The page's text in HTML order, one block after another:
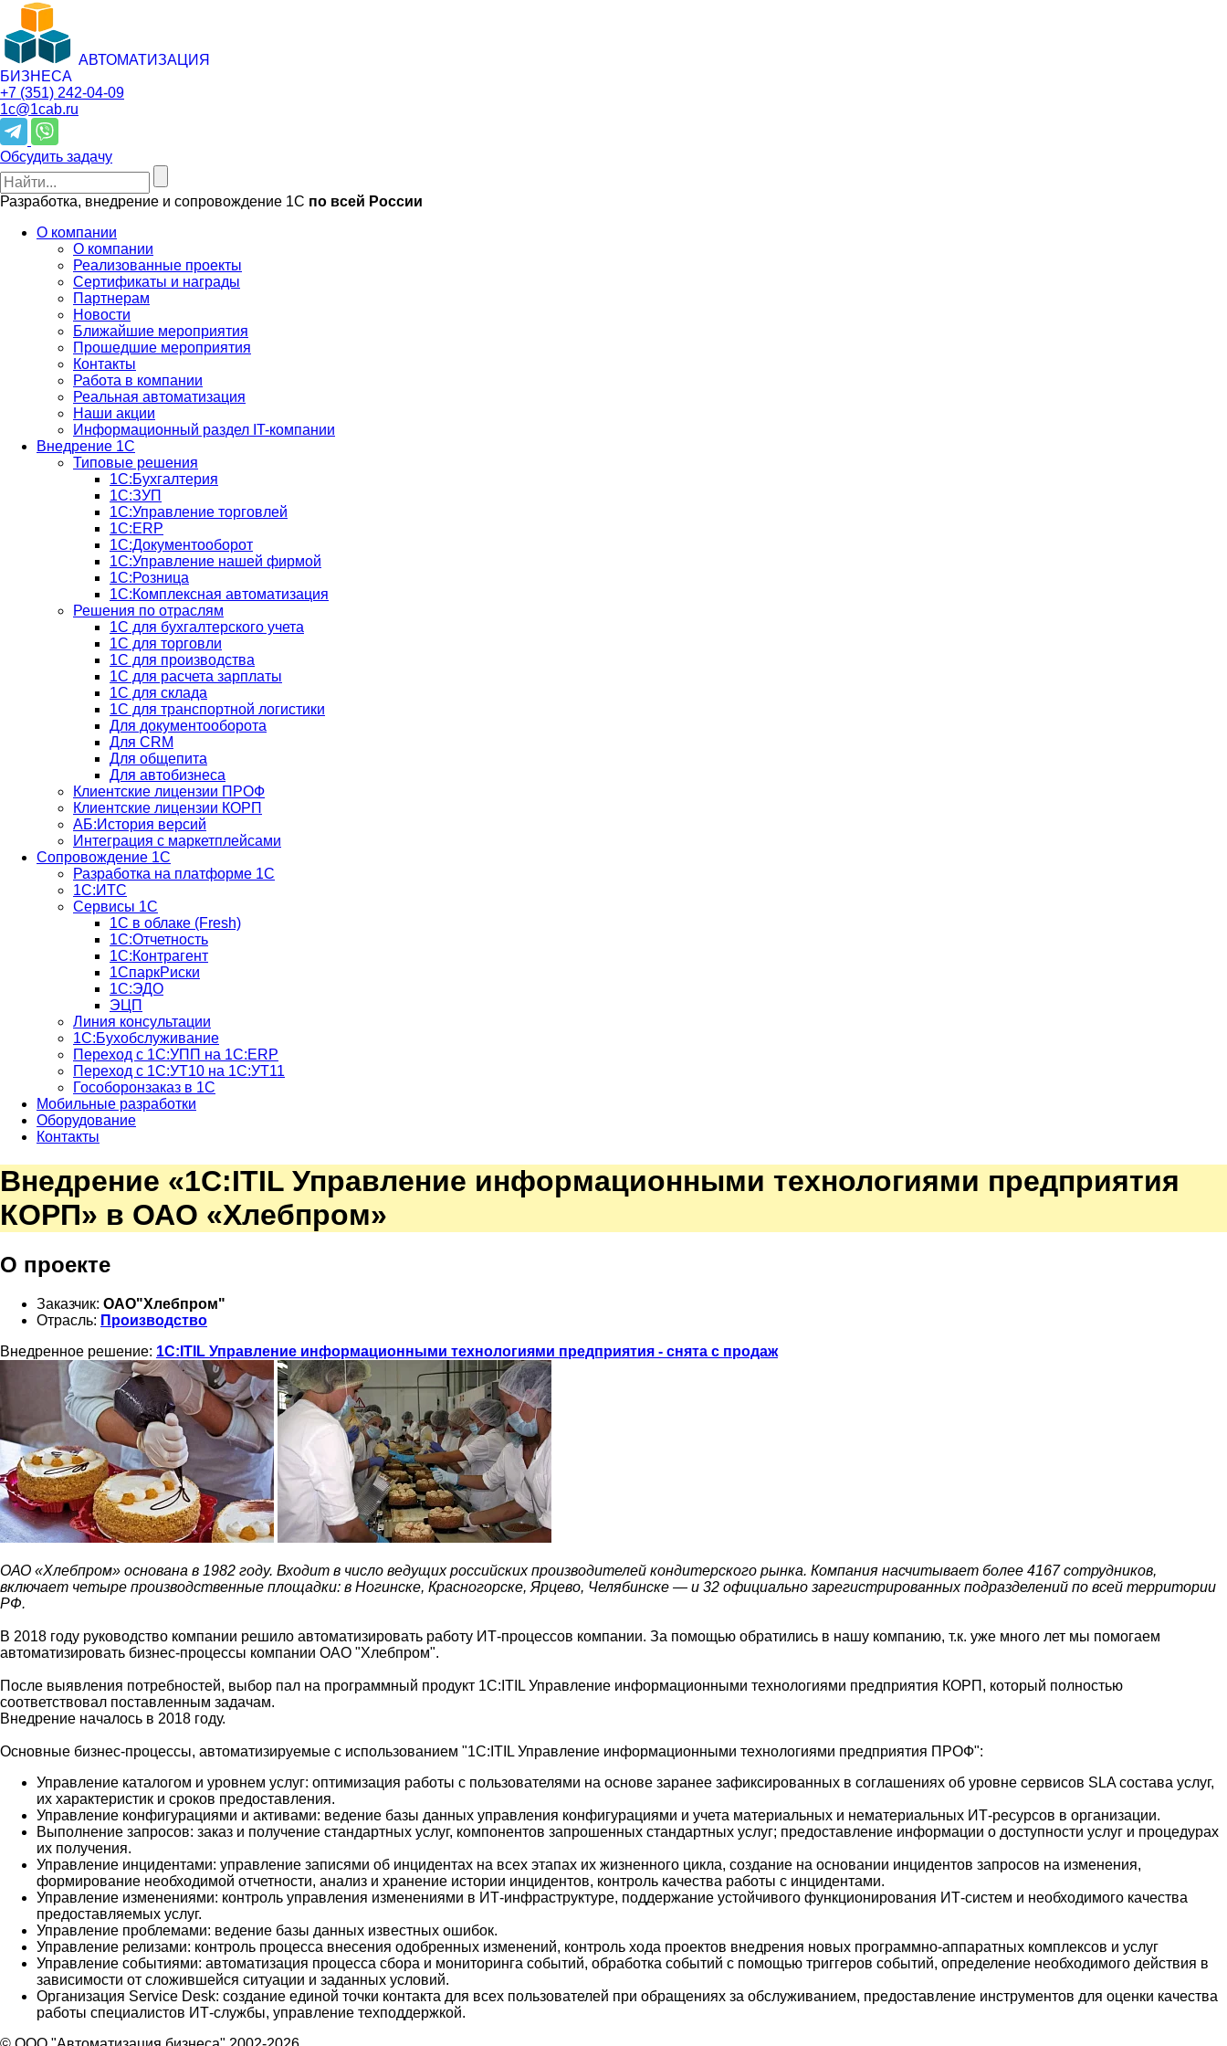
АВТОМАТИЗАЦИЯ
БИЗНЕСА
+7 (351) 242-04-09
1c@1cab.ru
Обсудить задачу
Разработка, внедрение и сопровождение 1С по всей России
О компании
О компании
Реализованные проекты
Сертификаты и награды
Партнерам
Новости
Ближайшие мероприятия
Прошедшие мероприятия
Контакты
Работа в компании
Реальная автоматизация
Наши акции
Информационный раздел IT-компании
Внедрение 1С
Типовые решения
1С:Бухгалтерия
1С:ЗУП
1С:Управление торговлей
1С:ERP
1C:Документооборот
1С:Управление нашей фирмой
1С:Розница
1С:Комплексная автоматизация
Решения по отраслям
1С для бухгалтерского учета
1С для торговли
1С для производства
1C для расчета зарплаты
1С для склада
1С для транспортной логистики
Для документооборота
Для CRM
Для общепита
Для автобизнеса
Клиентские лицензии ПРОФ
Клиентские лицензии КОРП
АБ:История версий
Интеграция с маркетплейсами
Сопровождение 1С
Разработка на платформе 1С
1С:ИТС
Сервисы 1С
1С в облаке (Fresh)
1С:Отчетность
1С:Контрагент
1СпаркРиски
1С:ЭДО
ЭЦП
Линия консультации
1С:Бухобслуживание
Переход с 1С:УПП на 1С:ERP
Переход с 1С:УТ10 на 1С:УТ11
Гособоронзаказ в 1С
Мобильные разработки
Оборудование
Контакты
Внедрение «1С:ITIL Управление информационными технологиями предприятия
КОРП» в ОАО «Хлебпром»
О проекте
Заказчик: ОАО"Хлебпром"
Отрасль: Производство
Внедренное решение: 1С:ITIL Управление информационными технологиями предприятия - снята с продаж
ОАО «Хлебпром» основана в 1982 году. Входит в число ведущих российских производителей кондитерского рынка. Компания насчитывает более 4167 сотрудников,
включает четыре производственные площадки: в Ногинске, Красногорске, Ярцево, Челябинске — и 32 официально зарегистрированных подразделений по всей территории
РФ.
В 2018 году руководство компании решило автоматизировать работу ИТ-процессов компании. За помощью обратились в нашу компанию, т.к. уже много лет мы помогаем
автоматизировать бизнес-процессы компании ОАО "Хлебпром".
После выявления потребностей, выбор пал на программный продукт 1С:ITIL Управление информационными технологиями предприятия КОРП, который полностью
соответствовал поставленным задачам.
Внедрение началось в 2018 году.
Основные бизнес-процессы, автоматизируемые с использованием "1С:ITIL Управление информационными технологиями предприятия ПРОФ":
Управление каталогом и уровнем услуг: оптимизация работы с пользователями на основе заранее зафиксированных в соглашениях об уровне сервисов SLA состава услуг,
их характеристик и сроков предоставления.
Управление конфигурациями и активами: ведение базы данных управления конфигурациями и учета материальных и нематериальных ИТ-ресурсов в организации.
Выполнение запросов: заказ и получение стандартных услуг, компонентов запрошенных стандартных услуг; предоставление информации о доступности услуг и процедурах
их получения.
Управление инцидентами: управление записями об инцидентах на всех этапах их жизненного цикла, создание на основании инцидентов запросов на изменения,
формирование необходимой отчетности, анализ и хранение истории инцидентов, контроль качества работы с инцидентами.
Управление изменениями: контроль управления изменениями в ИТ-инфраструктуре, поддержание устойчивого функционирования ИТ-систем и необходимого качества
предоставляемых услуг.
Управление проблемами: ведение базы данных известных ошибок.
Управление релизами: контроль процесса внесения одобренных изменений, контроль хода проектов внедрения новых программно-аппаратных комплексов и услуг
Управление событиями: автоматизация процесса сбора и мониторинга событий, обработка событий с помощью триггеров событий, определение необходимого действия в
зависимости от сложившейся ситуации и заданных условий.
Организация Service Desk: создание единой точки контакта для всех пользователей при обращениях за обслуживанием, предоставление инструментов для оценки качества
работы специалистов ИТ-службы, управление техподдержкой.